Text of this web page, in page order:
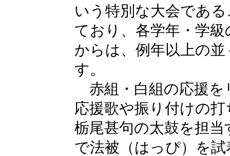
いう特別な大会であ
ており、各学年・学
からは、例年以上の
す。
赤組・白組の応援を
応援歌や振り付けの
栃尾甚句の太鼓を担
で法被（はっぴ）を